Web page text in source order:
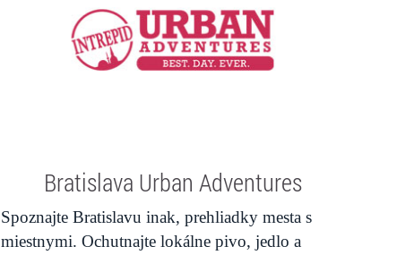
Bratislava Urban Adventures
Spoznajte Bratislavu inak, prehliadky mesta s
miestnymi. Ochutnajte lokálne pivo, jedlo a